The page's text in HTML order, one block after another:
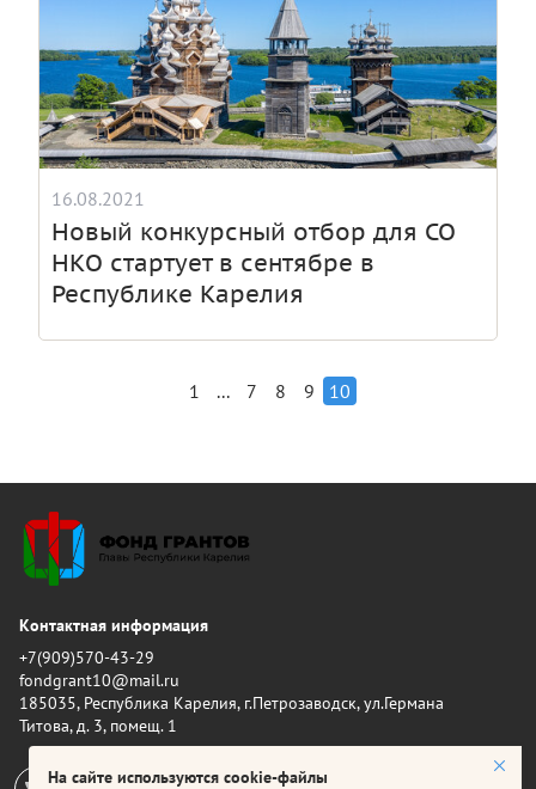
16.08.2021
Новый конкурсный отбор для СО
НКО стартует в сентябре в
Республике Карелия
1 ... 7 8 9 10
Контактная информация
+7(909)570-43-29
fondgrant10@mail.ru
185035, Республика Карелия, г.Петрозаводск, ул.Германа
Титова, д. 3, помещ. 1
На сайте используются cookie-файлы